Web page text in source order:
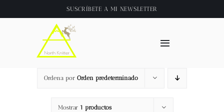
al
SUSCRÍBETE A MI NEWSLETTER
Toggle
Inicio
About
Ordena por Orden predeterminado
Mostrar 1 productos